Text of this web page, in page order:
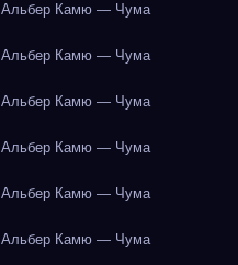
Альбер Камю — Чума
Альбер Камю — Чума
Альбер Камю — Чума
Альбер Камю — Чума
Альбер Камю — Чума
Альбер Камю — Чума